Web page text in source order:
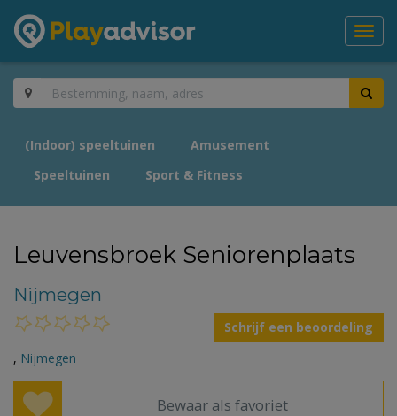
(Indoor) speeltuinen
Amusement
Speeltuinen
Sport & Fitness
Leuvensbroek Seniorenplaats
Nijmegen
Schrijf een beoordeling
, Nijmegen
Bewaar als favoriet